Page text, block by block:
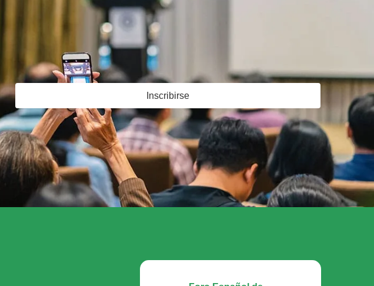
Inscribirse